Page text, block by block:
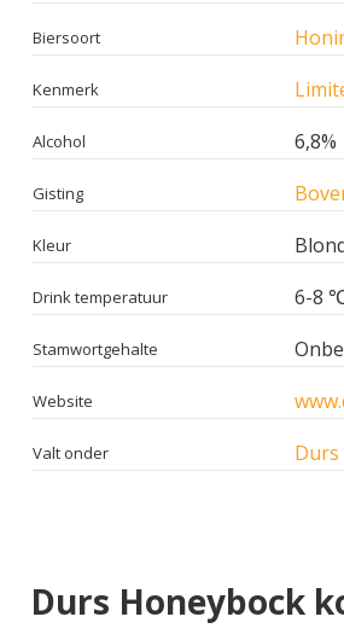
Biersoort
Kenmerk
Alcohol 6,8%
Gisting
Kleur
Drink temperatuur 6-8
Stamwortgehalte
Website
Valt onder Durs
Durs Honeybock